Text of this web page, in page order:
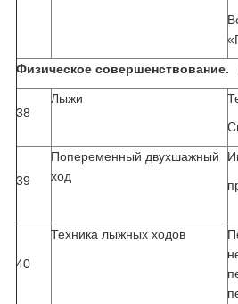
Физическое
38
Лыжи
39
Попеременный двухшажный
ход
40
Техника лыжных ходов